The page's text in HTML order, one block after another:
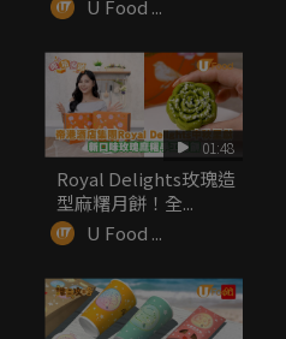
U Food ...
01:48
Royal Delights玫瑰造
型麻糬月餅！全...
U Food ...